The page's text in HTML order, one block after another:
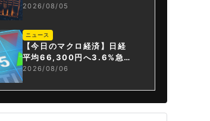
融庁が「暗号資産・ステー
2026/08/05
ニュース
【今日のマクロ経済】日経
平均66,300円へ3.6%急騰
もAI投資回収懸念が再燃
2026/08/06